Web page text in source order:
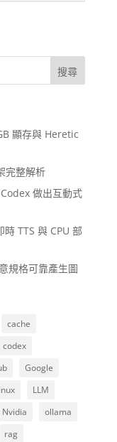
顯存與 Heretic
完整解析
做出互動式
TTS 與 CPU 部
規格可靠產生圖
cache
codex
Google
LLM
Nvidia
ollama
rag